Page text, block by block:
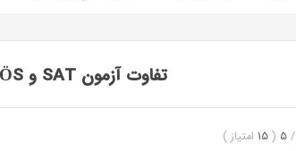
تفاوت آزمون SAT و YÖS
/
5
(
15 امتیاز )